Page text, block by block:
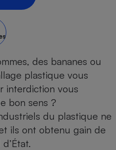
des bananes ou
plastique vous
interdiction vous
bon sens ?
du plastique ne
ils ont obtenu gain de
Banque
Téléviseur
Matelas
Antimoustique